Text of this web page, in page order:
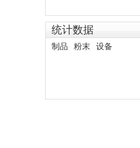
统计数据
制品 粉末 设备